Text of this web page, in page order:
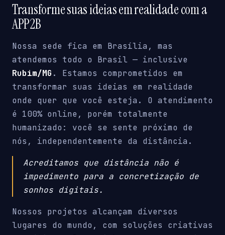
Transforme suas ideias em realidade com a
APP2B
Nossa sede fica em Brasília, mas
atendemos todo o Brasil — inclusive
Rubim/MG . Estamos comprometidos em
transformar suas ideias em realidade
onde quer que você esteja. O atendimento
é 100% online, porém totalmente
humanizado: você se sente próximo de
nós, independentemente da distância.
Acreditamos que distância não é
impedimento para a concretização de
sonhos digitais.
Nossos projetos alcançam diversos
lugares do mundo, com soluções criativas